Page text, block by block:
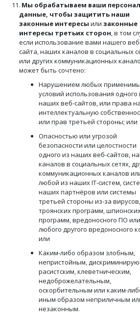
11. Мы обрабатываем ваши
данные, чтобы защитить наши
законные интересы или законные
интересы третьих сторон, в том
если использование вами нашего
сайта, наших каналов в социальных
или других коммуникационных
может быть сочтено:
Нарушением любых
условий использования одного
наших веб-сайтов, или права на
интеллектуальную
или прав третьей стороны; или
Опасностью или угрозой
безопасности или целостности
одного из наших веб-сайтов,
каналов в социальных сетях,
коммуникационных каналов
любой из наших IT-систем,
наших партнёров или системы
третьей стороны из-за вирусов,
троянских программ,
программ, вредоносного ПО или
любого другого вредоносного
или
Каким-либо образом злобным,
непристойным,
расистским, клеветническим,
недоброжелательным,
оскорбительным или каким-
иным образом неприличным
незаконным.